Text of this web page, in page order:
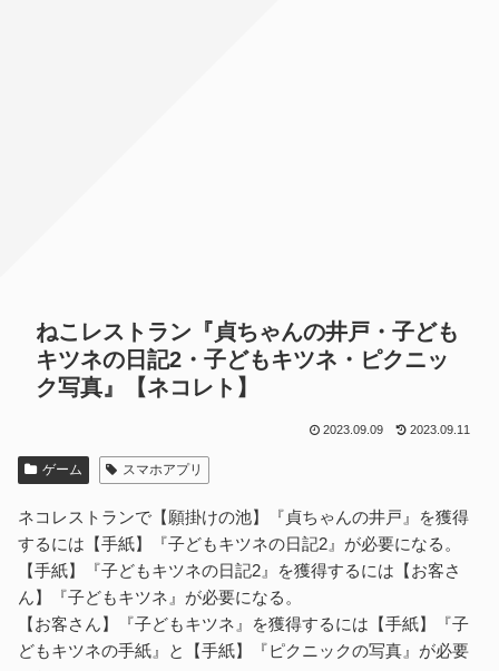
ねこレストラン『貞ちゃんの井戸・子ども
キツネの日記2・子どもキツネ・ピクニッ
ク写真』【ネコレト】
2023.09.09 2023.09.11
ゲーム スマホアプリ
ネコレストランで【願掛けの池】『貞ちゃんの井戸』を獲得
するには【手紙】『子どもキツネの日記2』が必要になる。
【手紙】『子どもキツネの日記2』を獲得するには【お客さ
ん】『子どもキツネ』が必要になる。
【お客さん】『子どもキツネ』を獲得するには【手紙】『子
どもキツネの手紙』と【手紙】『ピクニックの写真』が必要